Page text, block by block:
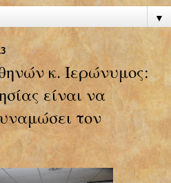
▼
κ. Ιερώνυμος:
είναι να
τον